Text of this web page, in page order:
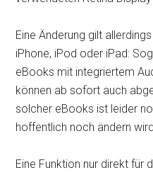
Eine Änderung gilt
iPhone, iPod oder iPad:
eBooks mit integriertem
können ab sofort auch
solcher eBooks ist leider
hoffentlich noch ändern
Eine Funktion nur direkt für